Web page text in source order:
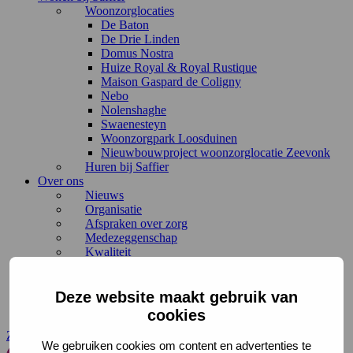
Deze website maakt gebruik van
cookies
We gebruiken cookies om content en advertenties te
Woonzorglocaties
De Baton
De Drie Linden
Domus Nostra
Huize Royal & Royal Rustique
Maison Gaspard de Coligny
Nebo
Nolenshaghe
Swaenesteyn
Woonzorgpark Loosduinen
Nieuwbouwproject woonzorglocatie Zeevonk
Huren bij Saffier
Over ons
Nieuws
Organisatie
Afspraken over zorg
Medezeggenschap
Kwaliteit
Met steun van
Folders en brochures downloaden
Zoeken